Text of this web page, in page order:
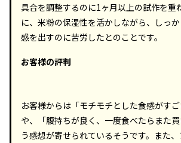
具合を調整するのに1ヶ月以上の試作を重
に、米粉の保湿性を活かしながら、しっ
感を出すのに苦労したとのことです。
お客様の評判
お客様からは「モチモチとした食感がす
や、「腹持ちが良く、一度食べたらまた
う感想が寄せられているそうです。また